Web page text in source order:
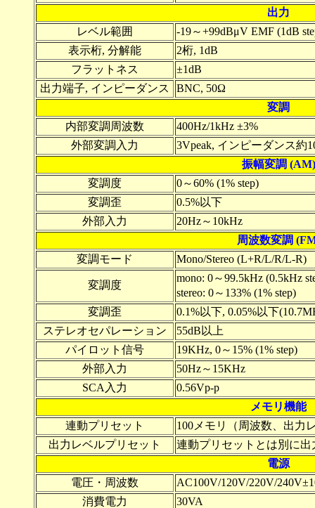
出力
レベル範囲
-19～+99dBμV EMF (1dB
表示桁, 分解能
2桁, 1dB
フラットネス
±1dB
出力端子, インピーダンス
BNC, 50Ω
変調
内部変調周波数
400Hz/1kHz ±3%
外部変調入力
3Vpeak, インピーダンス約
振幅変調 (AM)
変調度
0～60% (1% step)
変調歪
0.5%以下
外部入力
20Hz～10kHz
周波数変調
変調モード
Mono/Stereo (L+R/L/R/L-R)
変調度
mono: 0～99.5kHz (0.5kHz
stereo: 0～133% (1% step)
変調歪
0.1%以下, 0.05%以下
ステレオセパレーション
55dB以上
パイロット信号
19KHz, 0～15% (1% step)
外部入力
50Hz～15KHz
SCA入力
0.56Vp-p
メモリ機能
連動プリセット
100メモリ（周波数、出力
出力レベルプリセット
連動プリセットとは別に
電源
電圧・周波数
AC100V/120V/220V/
消費電力
30VA